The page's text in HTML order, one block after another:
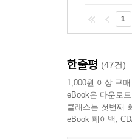
1
한줄평 (47건)
1,000원 이상 구
eBook은 다운로
클래스는 첫번째
eBook 페이백,